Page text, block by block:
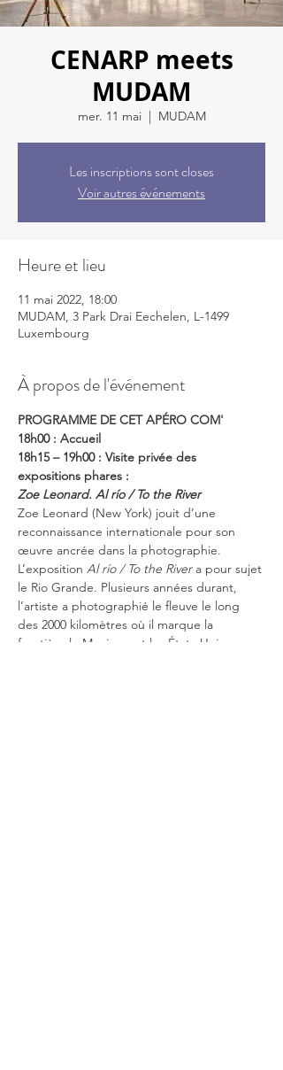
CENARP meets
MUDAM
mer. 11 mai
  |
MUDAM
Les inscriptions sont closes
Voir autres événements
Heure et lieu
11 mai 2022, 18:00
MUDAM, 3 Park Drai Eechelen, L-1499
Luxembourg
À propos de l'événement
PROGRAMME DE CET APÉRO COM'
18h00 : Accueil
18h15 – 19h00 : Visite privée des
expositions phares :
Zoe Leonard. Al río / To the River
Zoe Leonard (New York) jouit d’une
reconnaissance internationale pour son
œuvre ancrée dans la photographie.
L’exposition Al río / To the River a pour sujet
le Rio Grande. Plusieurs années durant,
l’artiste a photographié le fleuve le long
des 2000 kilomètres où il marque la
frontière le Mexique et les États-Unis.